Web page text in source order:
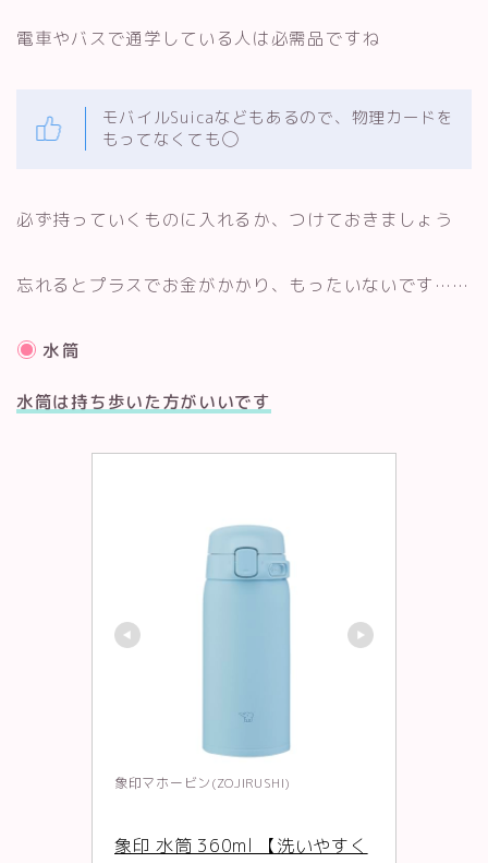
電車やバスで通学している人は必需品ですね
モバイルSuicaなどもあるので、物理カードを
もってなくても◯
必ず持っていくものに入れるか、つけておきましょう
忘れるとプラスでお金がかかり、もったいないです……
水筒
水筒は持ち歩いた方がいいです
象印マホービン(ZOJIRUSHI)
象印 水筒 360ml 【洗いやすく